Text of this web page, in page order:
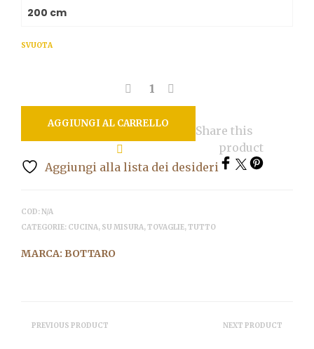
SVUOTA
AGGIUNGI AL CARRELLO
Aggiungi alla lista dei desideri
Share this
product
COD:N/A
CATEGORIE: CUCINA, SU MISURA,TOVAGLIE,TUTTO
MARCA: BOTTARO
PREVIOUS PRODUCT NEXT PRODUCT